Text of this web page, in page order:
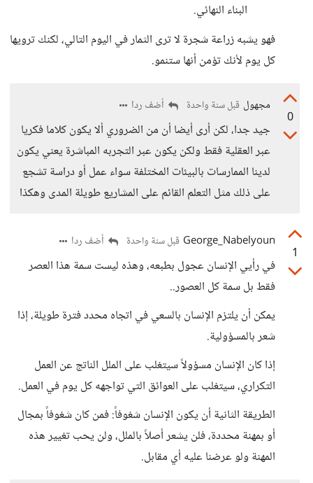
البناء النهائي.
فهو يشبه زراعة شجرة لا ترى الثمار في اليوم التالي، لكنك ترويها
كل يوم لأنك تؤمن أنها ستنمو.
0
مجهول قبل سنة واحدة أضف ردا
جيد جدا، لكن أرى أيضا أن من الضروري ألا يكون كلاما فكريا
عبر العقلية فقط ولكن يكون عبر التجربه المباشرة يعني يكون
لدينا الممارسات بالبيئات المختلفة سواء عمل أو دراسة تشجع
على ذلك مثل التعلم القائم على المشاريع طويلة المدى وهكذا
1
George_Nabelyoun قبل سنة واحدة أضف ردا
في رأيي الإنسان عجول بطبعه، وهذه ليست سمة هذا العصر
فقط بل سمة كل العصور..
يمكن أن يلتزم الإنسان بالسعي في اتجاه محدد فترة طويلة، إذا
شعر بالمسؤولية.
إذا كان الإنسان مسؤولاً سيتغلب على الملل الناتج عن العمل
التكراري، سيتغلب على العوائق التي تواجهه كل يوم في العمل.
الطريقة الثانية أن يكون الإنسان شغوفاً: فمن كان شغوفاً بمجال
أو بمهنة محددة، فلن يشعر أصلاً بالملل، ولن يحب تغيير هذه
المهنة ولو عرضنا عليه أي مقابل.